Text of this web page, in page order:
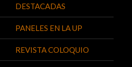
DESTACADAS
PANELES EN LA UP
REVISTA COLOQUIO